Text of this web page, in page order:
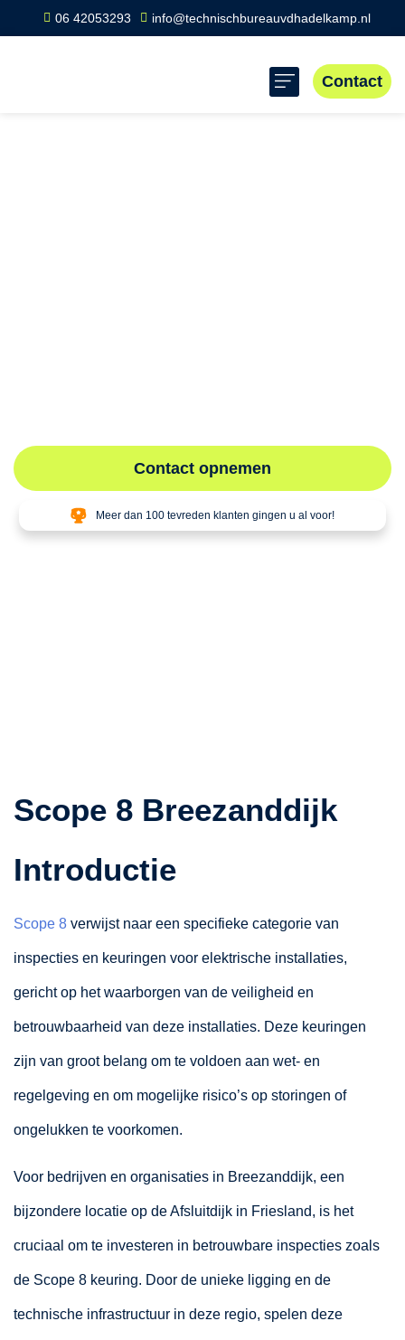
06 42053293 info@technischbureauvdhadelkamp.nl
Contact
Contact opnemen
Meer dan 100 tevreden klanten gingen u al voor!
Scope 8 Breezanddijk
Introductie
Scope 8 verwijst naar een specifieke categorie van
inspecties en keuringen voor elektrische installaties,
gericht op het waarborgen van de veiligheid en
betrouwbaarheid van deze installaties. Deze keuringen
zijn van groot belang om te voldoen aan wet- en
regelgeving en om mogelijke risico’s op storingen of
ongelukken te voorkomen.
Voor bedrijven en organisaties in Breezanddijk, een
bijzondere locatie op de Afsluitdijk in Friesland, is het
cruciaal om te investeren in betrouwbare inspecties zoals
de Scope 8 keuring. Door de unieke ligging en de
technische infrastructuur in deze regio, spelen deze